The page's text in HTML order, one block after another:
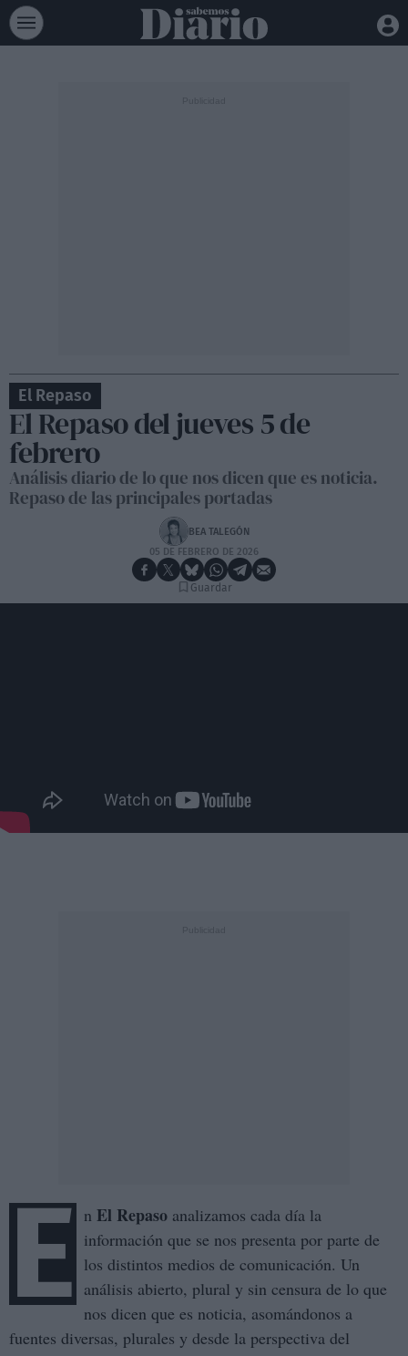
El Repaso
El Repaso del jueves 5 de
febrero
Análisis diario de lo que nos dicen que es noticia.
Repaso de las principales portadas
BEA TALEGÓN
05 DE FEBRERO DE 2026
Guardar
E n El Repaso analizamos cada día la
información que se nos presenta por parte de
los distintos medios de comunicación. Un
análisis abierto, plural y sin censura de lo que
nos dicen que es noticia, asomándonos a
fuentes diversas, plurales y desde la perspectiva del